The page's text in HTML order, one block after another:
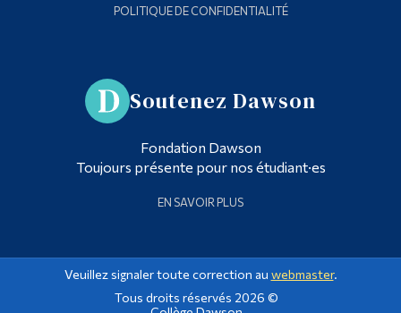
POLITIQUE DE CONFIDENTIALITÉ
Soutenez Dawson
Fondation Dawson
Toujours présente pour nos étudiant·es
EN SAVOIR PLUS
Veuillez signaler toute correction au webmaster.
Tous droits réservés 2026 ©